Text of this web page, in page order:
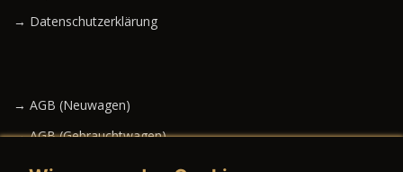
→ Datenschutzerklärung
→ AGB (Neuwagen)
→ AGB (Gebrauchtwagen)